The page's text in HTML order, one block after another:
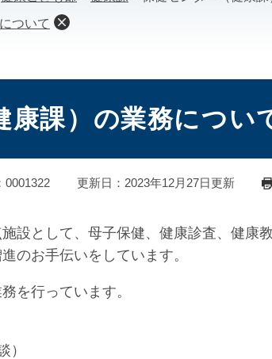
ついて
康課）の業務につい
0001322 更新日：2023年12月27日更新
設として、母子保健、健康診査、健康
のお手伝いをしています。
を行っています。
）